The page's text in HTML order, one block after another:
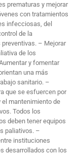
prematuras y mejorar
con tratamientos
infecciosas, del
de la
– Mejorar
de los
y fomentar
una más
sanitario. –
que se esfuercen por
el mantenimiento de
Todos los
deben tener equipos
paliativos. –
instituciones
desarrollados con los